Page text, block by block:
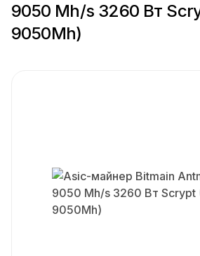
9050 Mh/s 3260 Вт
9050Mh)